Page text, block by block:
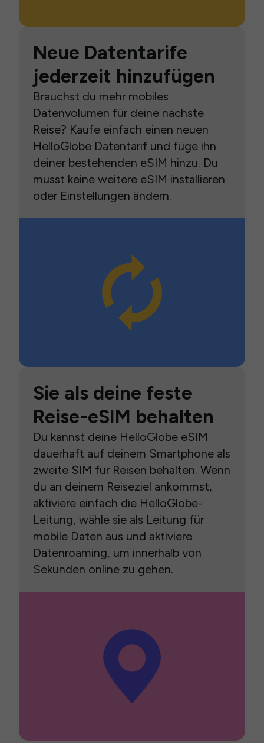
Neue Datentarife
jederzeit hinzufügen
Brauchst du mehr mobiles
Datenvolumen für deine nächste
Reise? Kaufe einfach einen neuen
HelloGlobe Datentarif und füge ihn
deiner bestehenden eSIM hinzu. Du
musst keine weitere eSIM installieren
oder Einstellungen ändern.
Sie als deine feste
Reise-eSIM behalten
Du kannst deine HelloGlobe eSIM
dauerhaft auf deinem Smartphone als
zweite SIM für Reisen behalten. Wenn
du an deinem Reiseziel ankommst,
aktiviere einfach die HelloGlobe-
Leitung, wähle sie als Leitung für
mobile Daten aus und aktiviere
Datenroaming, um innerhalb von
Sekunden online zu gehen.